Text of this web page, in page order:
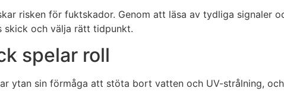
risken för fuktskador. Genom att läsa av tydliga signaler
skick och välja rätt tidpunkt.
spelar roll
ytan sin förmåga att stöta bort vatten och UV-strålning,